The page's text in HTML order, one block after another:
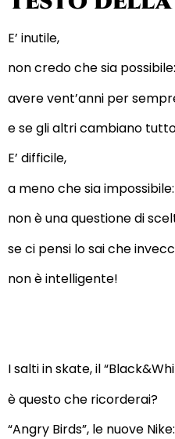
E’ inutile,
non credo che sia possibile:
avere vent’anni per
e se gli altri cambiano
E’ difficile,
a meno che sia impossibile:
non è una questione di
se ci pensi lo sai che
non è intelligente!
I salti in skate, il
è questo che ricorderai?
“Angry Birds”, le nuove Nike: